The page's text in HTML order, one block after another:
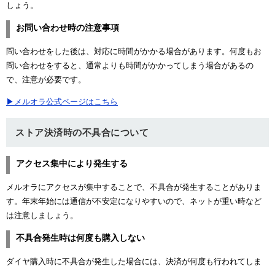
しょう。
お問い合わせ時の注意事項
問い合わせをした後は、対応に時間がかかる場合があります。何度もお
問い合わせをすると、通常よりも時間がかかってしまう場合があるの
で、注意が必要です。
▶メルオラ公式ページはこちら
ストア決済時の不具合について
アクセス集中により発生する
メルオラにアクセスが集中することで、不具合が発生することがありま
す。年末年始には通信が不安定になりやすいので、ネットが重い時など
は注意しましょう。
不具合発生時は何度も購入しない
ダイヤ購入時に不具合が発生した場合には、決済が何度も行われてしま